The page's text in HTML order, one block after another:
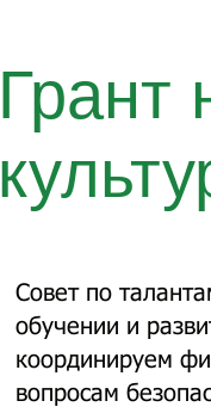
Грант
Совет по
обучении и
координируем
вопросам